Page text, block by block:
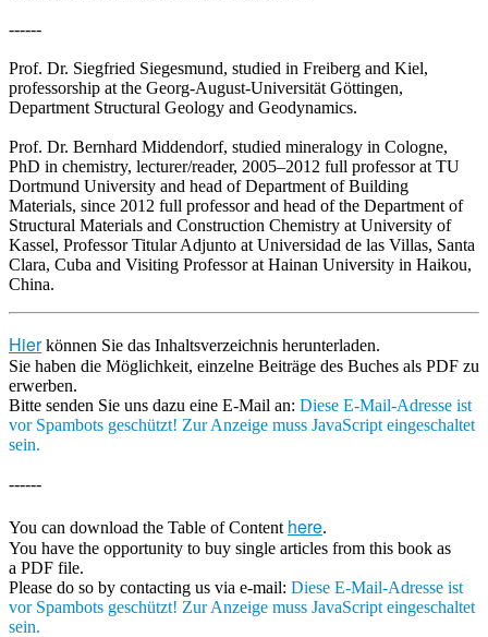
------
Prof. Dr. Siegfried Siegesmund, studied in Freiberg and Kiel,
professorship at the Georg-August-Universität Göttingen,
Department Structural Geology and Geodynamics.
Prof. Dr. Bernhard Middendorf, studied mineralogy in Cologne,
PhD in chemistry, lecturer/reader, 2005–2012 full professor at TU
Dortmund University and head of Department of Building
Materials, since 2012 full professor and head of the Department of
Structural Materials and Construction Chemistry at University of
Kassel, Professor Titular Adjunto at Universidad de las Villas, Santa
Clara, Cuba and Visiting Professor at Hainan University in Haikou,
China.
Hierkönnen Sie das Inhaltsverzeichnis herunterladen.
Sie haben die Möglichkeit, einzelne Beiträge des Buches als PDF zu
erwerben.
Bitte senden Sie uns dazu eine E-Mail an: Diese E-Mail-Adresse ist
vor Spambots geschützt! Zur Anzeige muss JavaScript eingeschaltet
sein.
------
You can download the Table of Content here.
You have the opportunity to buy single articles from this book as
a PDF file.
Please do so by contacting us via e-mail: Diese E-Mail-Adresse ist
vor Spambots geschützt! Zur Anzeige muss JavaScript eingeschaltet
sein.